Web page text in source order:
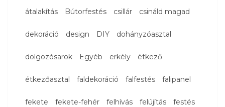
átalakítás Bútorfestés csillár csináld magad
dekoráció design DIY dohányzóasztal
dolgozósarok Egyéb erkély étkező
étkezőasztal faldekoráció falfestés falipanel
fekete fekete-fehér felhívás felújítás festés